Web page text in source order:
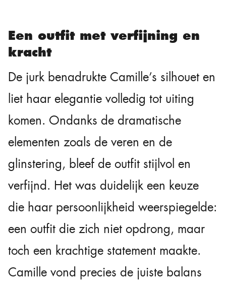
Een outfit met verfijning en
kracht
De jurk benadrukte Camille’s silhouet en
liet haar elegantie volledig tot uiting
komen. Ondanks de dramatische
elementen zoals de veren en de
glinstering, bleef de outfit stijlvol en
verfijnd. Het was duidelijk een keuze
die haar persoonlijkheid weerspiegelde:
een outfit die zich niet opdrong, maar
toch een krachtige statement maakte.
Camille vond precies de juiste balans